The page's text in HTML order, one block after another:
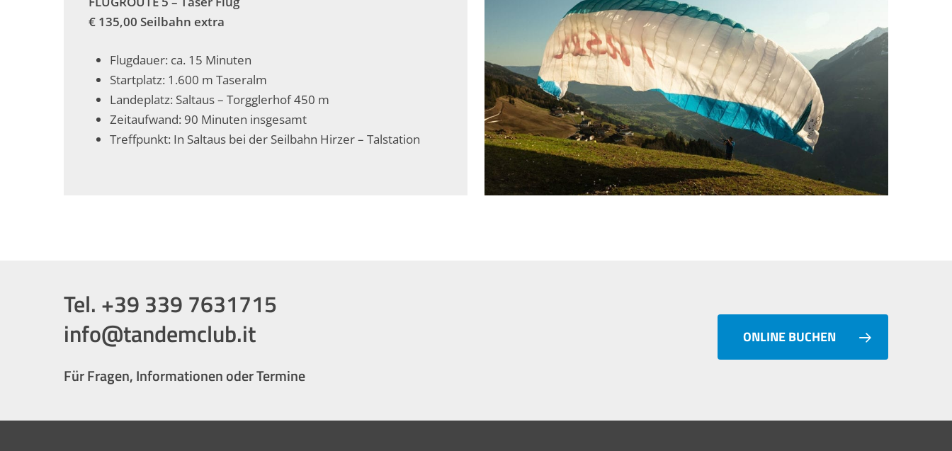
€ 135,00 Seilbahn extra
Flugdauer: ca. 15 Minuten
Startplatz: 1.600 m Taseralm
Landeplatz: Saltaus – Torgglerhof 450 m
Zeitaufwand: 90 Minuten insgesamt
Treffpunkt: In Saltaus bei der Seilbahn Hirzer – Talstation
Tel. +39 339 7631715
info@tandemclub.it
Für Fragen, Informationen oder Termine
ONLINE BUCHEN